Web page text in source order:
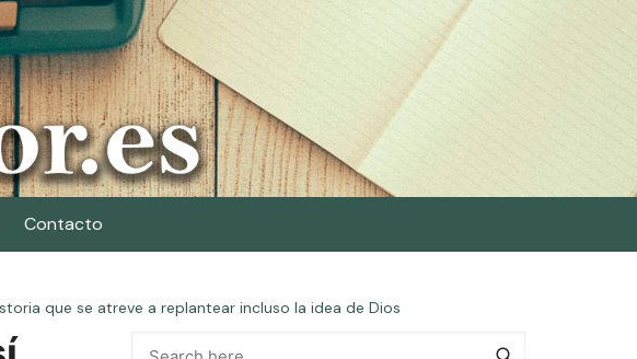
Contacto
que se atreve a replantear incluso la idea de Dios